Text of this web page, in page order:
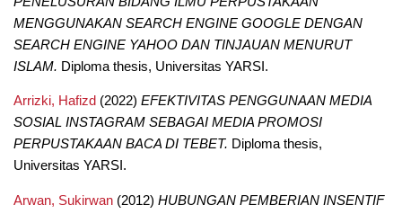
MENGGUNAKAN SEARCH ENGINE GOOGLE DENGAN
SEARCH ENGINE YAHOO DAN TINJAUAN MENURUT
ISLAM. Diploma thesis, Universitas YARSI.
Arrizki, Hafizd (2022) EFEKTIVITAS PENGGUNAAN MEDIA
SOSIAL INSTAGRAM SEBAGAI MEDIA PROMOSI
PERPUSTAKAAN BACA DI TEBET. Diploma thesis,
Universitas YARSI.
Arwan, Sukirwan(2012) HUBUNGAN PEMBERIAN INSENTIF